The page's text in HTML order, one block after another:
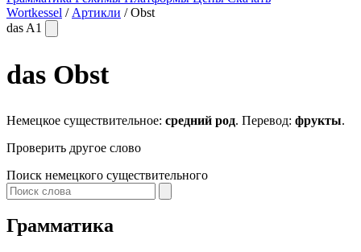
Wortkessel / Артикли / Obst
das A1
das Obst
Немецкое существительное: средний род. Перевод: фрукты.
Проверить другое слово
Поиск немецкого существительного
Грамматика